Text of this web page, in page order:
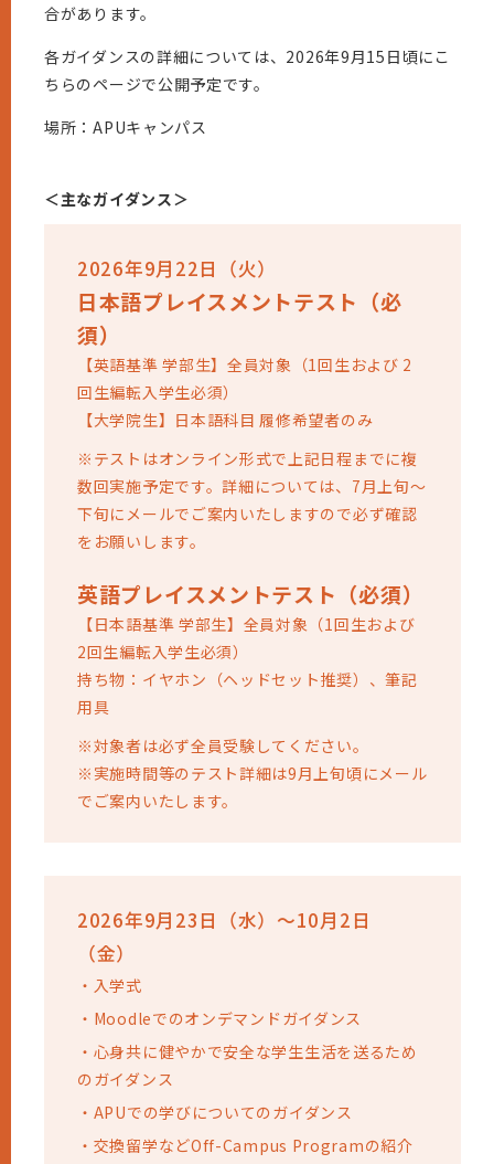
合があります。
各ガイダンスの詳細については、2026年9月15日頃にこ
ちらのページで公開予定です。
場所：APUキャンパス
＜主なガイダンス＞
2026年9月22日（火）
⽇本語プレイスメントテスト（必
須）
【英語基準 学部⽣】全員対象（1回生および 2
回生編転入学生必須）
【⼤学院⽣】日本語科目 履修希望者のみ
※テストはオンライン形式で上記日程までに複
数回実施予定です。詳細については、7月上旬～
下旬にメールでご案内いたしますので必ず確認
をお願いします。
英語プレイスメントテスト（必須）
【⽇本語基準 学部⽣】全員対象（1回生および
2回生編転入学生必須）
持ち物：イヤホン（ヘッドセット推奨）、筆記
用具
※対象者は必ず全員受験してください。
※実施時間等のテスト詳細は9月上旬頃にメール
でご案内いたします。
2026年9月23日（水）～10月2日
（金）
・ 入学式
・ Moodleでのオンデマンドガイダンス
・ 心身共に健やかで安全な学生生活を送るため
のガイダンス
・ APUでの学びについてのガイダンス
・ 交換留学などOff-Campus Programの紹介